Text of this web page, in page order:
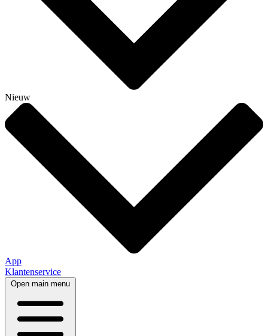
Nieuw
App
Klantenservice
Open main menu